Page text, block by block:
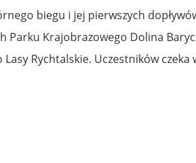
biegu i jej pierwszych
Parku Krajobrazowego Dolina
Rychtalskie. Uczestników